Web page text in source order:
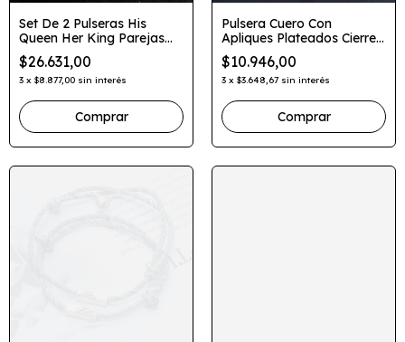
Set De 2 Pulseras His
Queen Her King Parejas
Plateadas
$26.631,00
3 x $8.877,00 sin interés
Pulsera Cuero Con
Apliques Plateados Cierre
Magnetico
$10.946,00
3 x $3.648,67 sin interés
Comprar